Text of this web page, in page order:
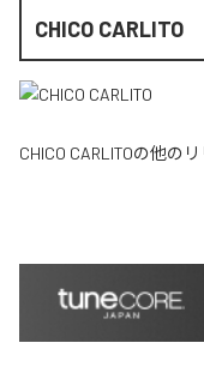
CHICO CARLITO
CHICO CARLITOの他のリ